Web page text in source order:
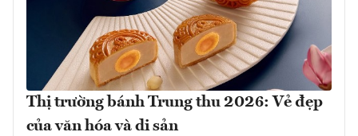
Thị trường bánh Trung thu 2026: Vẻ đẹp
của văn hóa và di sản